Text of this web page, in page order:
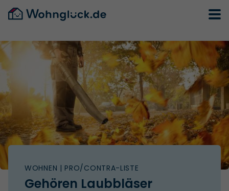
WOHNEN | PRO/CONTRA-LISTE
Gehören Laubbläser